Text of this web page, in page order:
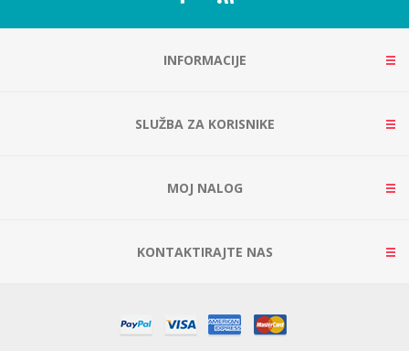
INFORMACIJE
SLUŽBA ZA KORISNIKE
MOJ NALOG
KONTAKTIRAJTE NAS